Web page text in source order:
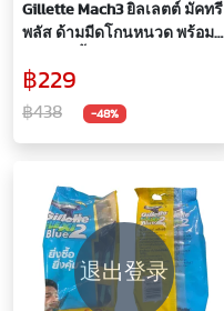
Gillette Mach3 ยิลเลตต์ มัคทรี
พลัส ด้ามมีดโกนหนวด พร้อม
฿229
฿438 -48%
退出登录